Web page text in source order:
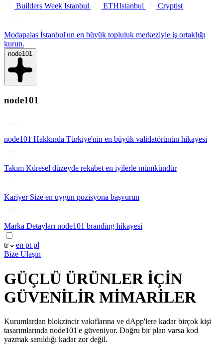
Builders Week Istanbul
ETHIstanbul Cryptist
Modapalas İstanbul'un en büyük topluluk merkeziyle iş ortaklığı
kurun.
node101
node101
node101 Hakkında Türkiye'nin en büyük validatörünün hikayesi
Takım Küresel düzeyde rekabet en iyilerle mümkündür
Kariyer Size en uygun pozisyona başvurun
Marka Detayları node101 branding hikayesi
tr en pt pl
Bize Ulaşın
GÜÇLÜ ÜRÜNLER İÇİN
GÜVENİLİR MİMARİLER
Kurumlardan blokzincir vakıflarına ve dApp'lere kadar birçok kişi
tasarımlarında node101'e güveniyor. Doğru bir plan varsa kod
yazmak sanıldığı kadar zor değil.